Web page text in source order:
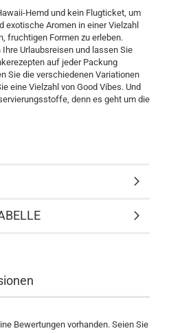
Hemd und kein Flugticket, um
exotische Aromen in einer Vielzahl
fruchtigen Formen zu erleben.
Ihre Urlaubsreisen und lassen Sie
auf jeder Packung
Sie die verschiedenen Variationen
eine Vielzahl von Good Vibes. Und
denn es geht um die
Bewertungen vorhanden. Seien Sie